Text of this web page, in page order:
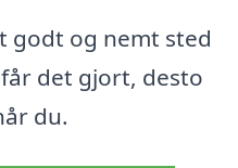
godt og nemt sted
det gjort, desto
du.